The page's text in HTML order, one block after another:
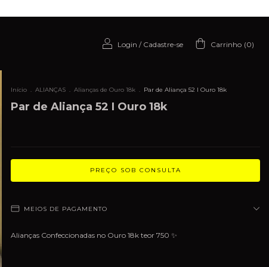
Login / Cadastre-se Carrinho (0)
Início . ALIANÇAS . Alianças de Ouro 18k . Par de Aliança 52 I Ouro 18k
Par de Aliança 52 I Ouro 18k
MEIOS DE PAGAMENTO
Alianças Confeccionadas no Ouro 18k teor 750 ✨